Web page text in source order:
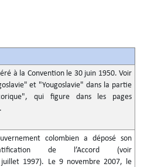
à la Convention le 30 juin 1950. Voir
et "Yougoslavie" dans la partie
qui figure dans les pages
colombien a déposé son
de l’Accord (voir
juillet 1997). Le 9 novembre 2007, le